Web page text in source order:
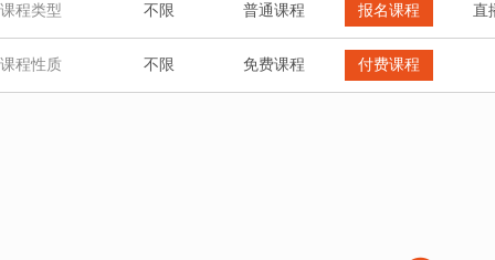
课程类型 不限 普通课程 报名课程 直
课程性质 不限 免费课程 付费课程